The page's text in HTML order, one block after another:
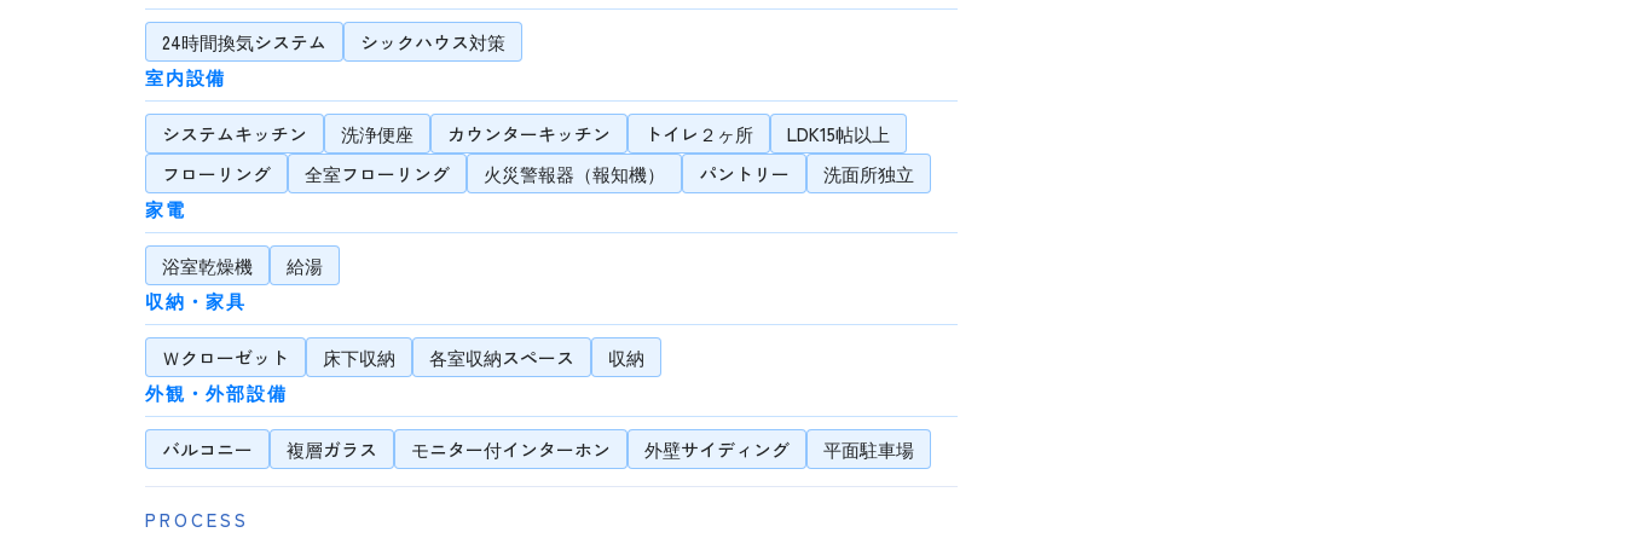
24時間換気システム
シックハウス対策
室内設備
システムキッチン 洗浄便座 カウンターキッチン トイレ２ヶ所
LDK15帖以上
フローリング
全室フローリング 火災警報器（報知機） パントリー
洗面所独立
家電
浴室乾燥機
給湯
収納・家具
Ｗクローゼット 床下収納 各室収納スペース
収納
外観・外部設備
バルコニー 複層ガラス モニター付インターホン 外壁サイディング 平面駐車場
PROCESS